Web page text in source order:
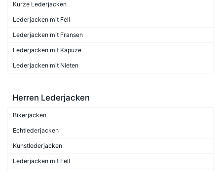
Kurze Lederjacken
Lederjacken mit Fell
Lederjacken mit Fransen
Lederjacken mit Kapuze
Lederjacken mit Nieten
Herren Lederjacken
Bikerjacken
Echtlederjacken
Kunstlederjacken
Lederjacken mit Fell